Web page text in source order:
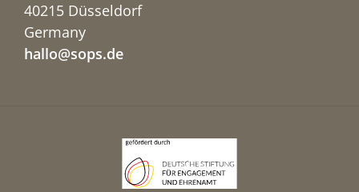
40215 Düsseldorf
Germany
hallo@sops.de